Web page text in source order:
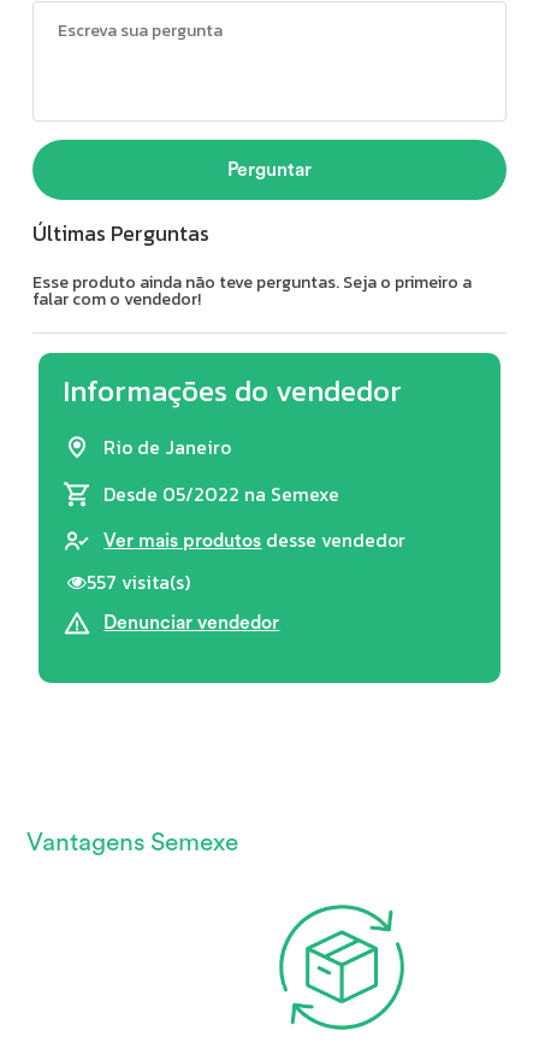
Perguntar
Últimas Perguntas
Esse produto ainda não teve perguntas. Seja o primeiro a
falar com o vendedor!
Informações do vendedor
Rio de Janeiro
Desde 05/2022 na Semexe
Ver mais produtos desse vendedor
557 visita(s)
Denunciar vendedor
Vantagens Semexe